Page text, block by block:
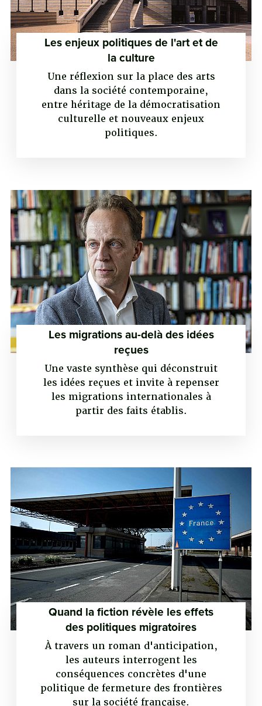
Les enjeux politiques de l'art et de
la culture
Une réflexion sur la place des arts
dans la société contemporaine,
entre héritage de la démocratisation
culturelle et nouveaux enjeux
politiques.
Les migrations au-delà des idées
reçues
Une vaste synthèse qui déconstruit
les idées reçues et invite à repenser
les migrations internationales à
partir des faits établis.
Quand la fiction révèle les effets
des politiques migratoires
À travers un roman d'anticipation,
les auteurs interrogent les
conséquences concrètes d'une
politique de fermeture des frontières
sur la société française.